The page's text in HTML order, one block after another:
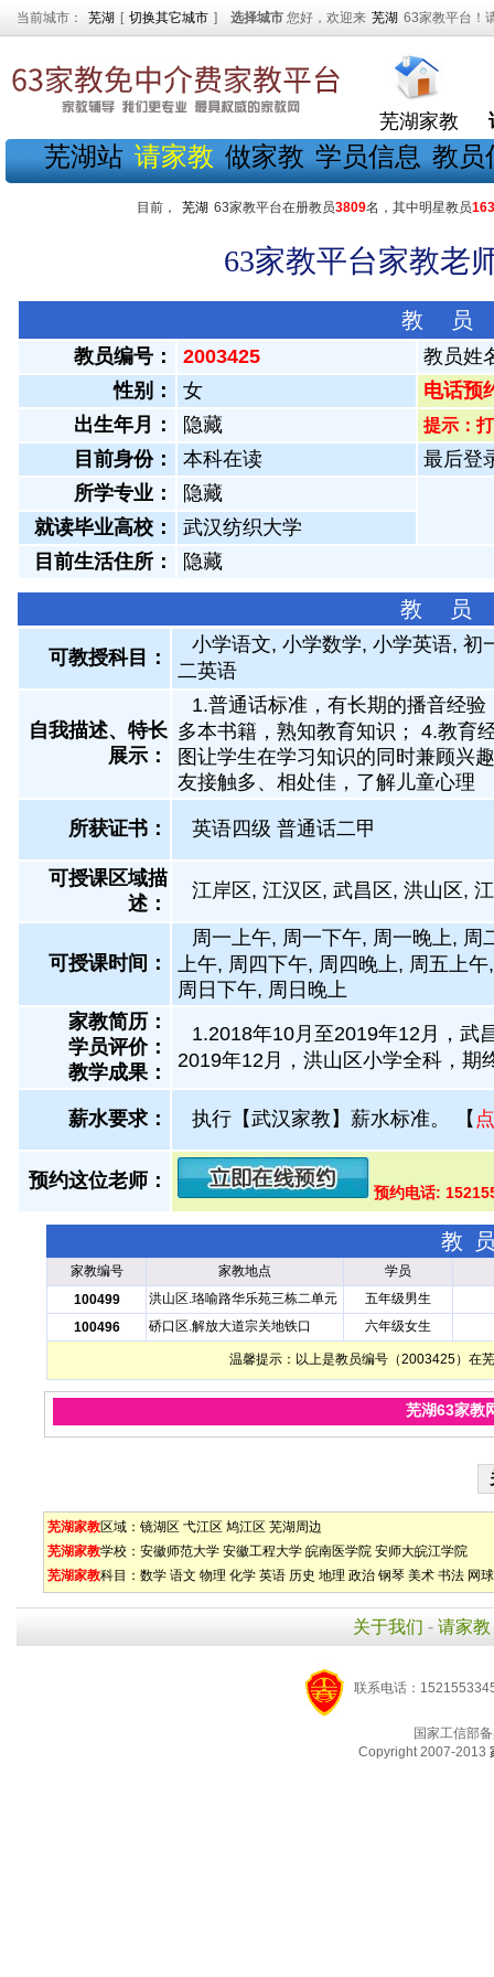
当前城市： 芜湖 [ 切换其它城市 ] 选择城市 您好，欢迎来 芜湖 63家教平台！
芜湖家教
芜湖站 请家教 做家教 学员信息 教员
目前， 芜湖 63家教平台在册教员3809名，其中明星教员163
63家教平台家教老
教 员
教员编号： 2003425
教员姓
性别：
女
电话预
出生年月：
隐藏 提示：
目前身份： 本科在读
最后登
所学专业：
隐藏
就读毕业高校：
武汉纺织大学
目前生活住所：
隐藏
教 员
可教授科目：
小学语文, 小学数学, 小学英语, 初
二英语
自我描述、特长
展示 ：
1.普通话标准，有长期的播音经
多本书籍，熟知教育知识； 4.教育
图让学生在学习知识的同时兼顾兴
友接触多、相处佳，了解儿童心理
所获证书 ： 英语四级 普通话二甲
可授课区域描
述：
江岸区, 江汉区, 武昌区, 洪山区,
可授课时间：
周一上午, 周一下午, 周一晚上,
上午, 周四下午, 周四晚上, 周五上
周日下午, 周日晚上
家教简历：
学员评价：
教学成果：
1.2018年10月至2019年12月，武
2019年12月，洪山区小学全科，期
薪水要求： 执行【武汉家教】薪水标准。 【
预约这位老师：
预约电话:
教
家教编号 家教地点
学员
100499
洪山区.珞喻路华乐苑三栋二单元
五年级男生
100496
硚口区.解放大道宗关地铁口 六年级女生
温馨提示：以上是教员编号（2003425）在
芜湖63家教
芜湖家教区域： 镜湖区 弋江区 鸠江区 芜湖周边
芜湖家教学校： 安徽师范大学 安徽工程大学 皖南医学院 安师大皖江学院
芜湖家教科目： 数学 语文 物理 化学 英语 历史 地理 政治 钢琴 美术 书法 网球
关于我们 - 请家教
联系电话：
国家工信部
Copyright 2007-2013